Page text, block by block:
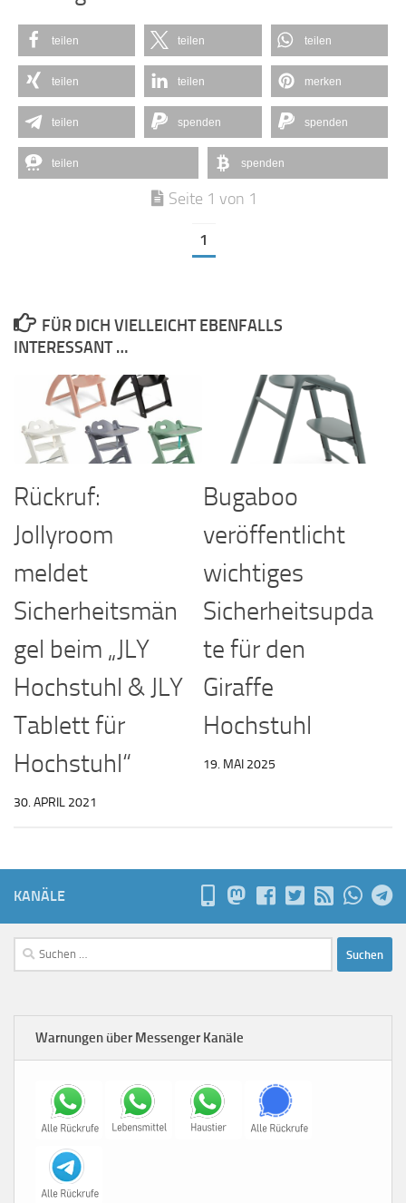
teilen teilen teilen
teilen teilen merken
teilen spenden spenden
teilen spenden
Seite 1 von 1
1
FÜR DICH VIELLEICHT EBENFALLS
INTERESSANT …
Rückruf:
Jollyroom
meldet
Sicherheitsmän
gel beim „JLY
Hochstuhl & JLY
Tablett für
Hochstuhl“
30. APRIL 2021
Bugaboo
veröffentlicht
wichtiges
Sicherheitsupda
te für den
Giraffe
Hochstuhl
19. MAI 2025
KANÄLE
Suchen
nach:
Warnungen über Messenger Kanäle